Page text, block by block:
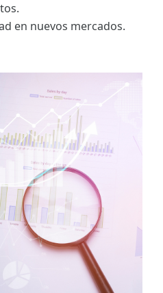
en nuevos mercados.